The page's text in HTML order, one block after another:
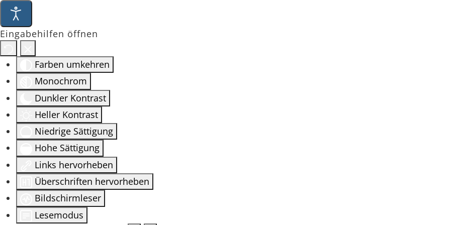
Eingabehilfen öffnen
Farben umkehren
Monochrom
Dunkler Kontrast
Heller Kontrast
Niedrige Sättigung
Hohe Sättigung
Links hervorheben
Überschriften hervorheben
Bildschirmleser
Lesemodus